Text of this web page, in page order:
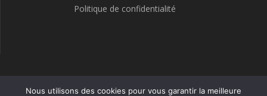
Politique de confidentialité
LYON METEO
Nous utilisons des cookies pour vous garantir la meilleure